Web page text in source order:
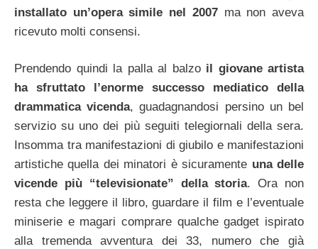
installato un’opera simile nel 2007 ma non aveva
ricevuto molti consensi.
Prendendo quindi la palla al balzo il giovane artista
ha sfruttato l’enorme successo mediatico della
drammatica vicenda, guadagnandosi persino un bel
servizio su uno dei più seguiti telegiornali della sera.
Insomma tra manifestazioni di giubilo e manifestazioni
artistiche quella dei minatori è sicuramente una delle
vicende più “televisionate” della storia. Ora non
resta che leggere il libro, guardare il film e l’eventuale
miniserie e magari comprare qualche gadget ispirato
alla tremenda avventura dei 33, numero che già